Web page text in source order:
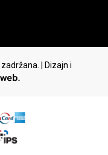
| Dizajn i